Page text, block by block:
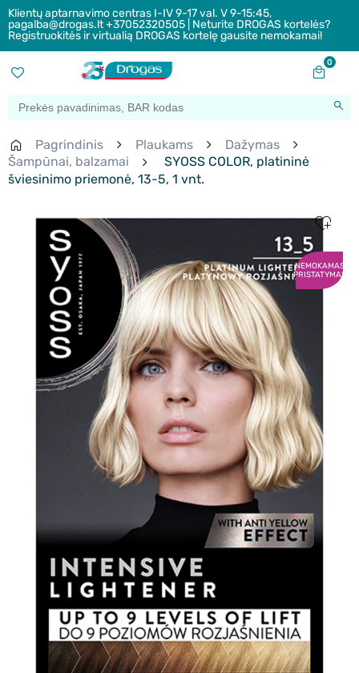
Klientų aptarnavimo centras I-IV 9-17 val. V 9-15:45,
pagalba@drogas.lt +37052320505 | Neturite DROGAS kortelės?
Registruokitės ir virtualią DROGAS kortelę gausite nemokamai!
0
Pagrindinis Plaukams
Dažymas
Šampūnai, balzamai
SYOSS COLOR, platininė
šviesinimo priemonė, 13-5, 1 vnt.
NEMOKAMAS
PRISTATYMAS